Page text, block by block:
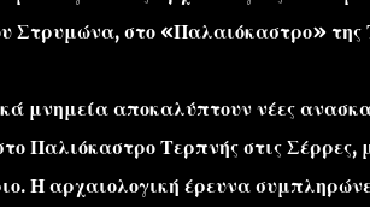
Στρυμώνα, στο «Παλαιόκαστρο» της
μνημεία αποκαλύπτουν νέες
Παλιόκαστρο Τερπνής στις Σέρρες,
Η αρχαιολογική έρευνα